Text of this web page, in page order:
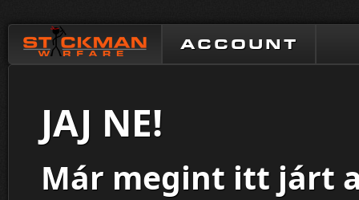
ACCOUNT
JAJ NE!
Már megint itt járt